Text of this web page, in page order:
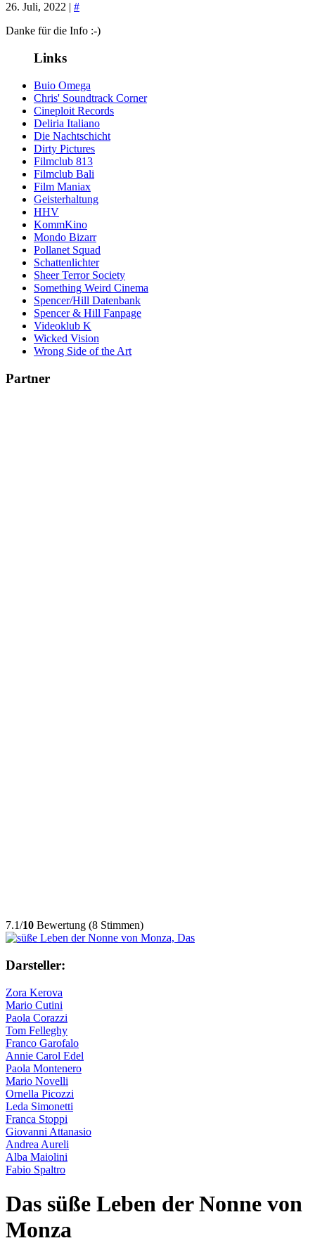
26. Juli, 2022 | #
Danke für die Info :-)
Links
Buio Omega
Chris' Soundtrack Corner
Cineploit Records
Deliria Italiano
Die Nachtschicht
Dirty Pictures
Filmclub 813
Filmclub Bali
Film Maniax
Geisterhaltung
HHV
KommKino
Mondo Bizarr
Pollanet Squad
Schattenlichter
Sheer Terror Society
Something Weird Cinema
Spencer/Hill Datenbank
Spencer & Hill Fanpage
Videoklub K
Wicked Vision
Wrong Side of the Art
Partner
7.1/10 Bewertung (8 Stimmen)
Darsteller:
Zora Kerova
Mario Cutini
Paola Corazzi
Tom Felleghy
Franco Garofalo
Annie Carol Edel
Paola Montenero
Mario Novelli
Ornella Picozzi
Leda Simonetti
Franca Stoppi
Giovanni Attanasio
Andrea Aureli
Alba Maiolini
Fabio Spaltro
Das süße Leben der Nonne von
Monza